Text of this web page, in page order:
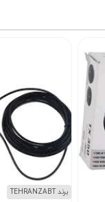
برند TEHRANZABT